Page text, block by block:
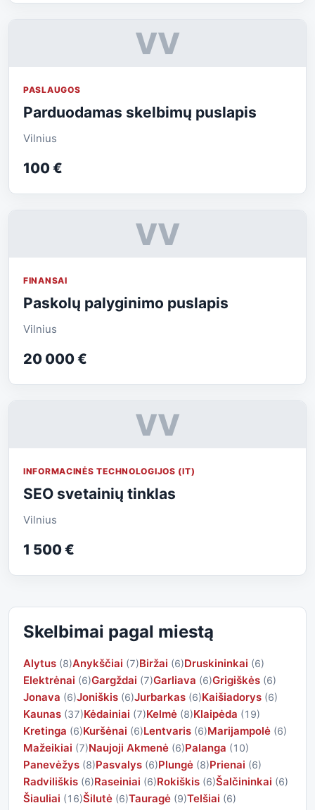
VV
PASLAUGOS
Parduodamas skelbimų puslapis
Vilnius
100 €
VV
FINANSAI
Paskolų palyginimo puslapis
Vilnius
20 000 €
VV
INFORMACINĖS TECHNOLOGIJOS (IT)
SEO svetainių tinklas
Vilnius
1 500 €
Skelbimai pagal miestą
Alytus (8)Anykščiai (7)Biržai (6)Druskininkai (6)
Elektrėnai (6)Gargždai (7)Garliava (6)Grigiškės (6)
Jonava (6)Joniškis (6)Jurbarkas (6)Kaišiadorys (6)
Kaunas (37)Kėdainiai (7)Kelmė (8)Klaipėda (19)
Kretinga (6)Kuršėnai (6)Lentvaris (6)Marijampolė (6)
Mažeikiai (7)Naujoji Akmenė (6)Palanga (10)
Panevėžys (8)Pasvalys (6)Plungė (8)Prienai (6)
Radviliškis (6)Raseiniai (6)Rokiškis (6)Šalčininkai (6)
Šiauliai (16)Šilutė (6)Tauragė (9)Telšiai (6)